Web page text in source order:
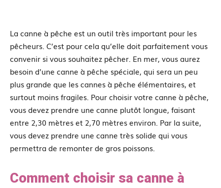
La canne à pêche est un outil très important pour les
pêcheurs. C’est pour cela qu’elle doit parfaitement vous
convenir si vous souhaitez pêcher. En mer, vous aurez
besoin d’une canne à pêche spéciale, qui sera un peu
plus grande que les cannes à pêche élémentaires, et
surtout moins fragiles. Pour choisir votre canne à pêche,
vous devez prendre une canne plutôt longue, faisant
entre 2,30 mètres et 2,70 mètres environ. Par la suite,
vous devez prendre une canne très solide qui vous
permettra de remonter de gros poissons.
Comment choisir sa canne à